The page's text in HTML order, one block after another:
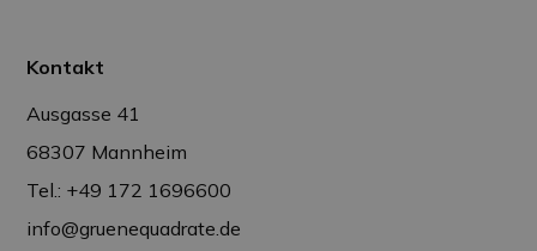
Kontakt
Ausgasse 41
68307 Mannheim
Tel.: +49 172 1696600
info@gruenequadrate.de